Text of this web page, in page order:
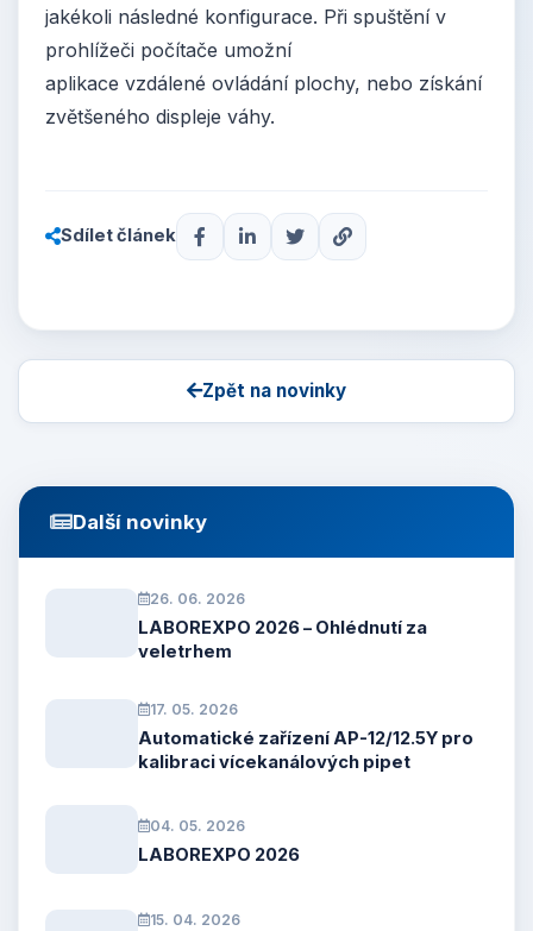
jakékoli následné konfigurace. Při spuštění v
prohlížeči počítače umožní
aplikace vzdálené ovládání plochy, nebo získání
zvětšeného displeje váhy.
Sdílet článek
Zpět na novinky
Další novinky
26. 06. 2026
LABOREXPO 2026 – Ohlédnutí za
veletrhem
17. 05. 2026
Automatické zařízení AP-12/12.5Y pro
kalibraci vícekanálových pipet
04. 05. 2026
LABOREXPO 2026
15. 04. 2026